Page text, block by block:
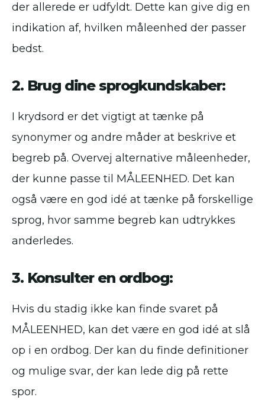
der allerede er udfyldt. Dette kan give dig en
indikation af, hvilken måleenhed der passer
bedst.
2. Brug dine sprogkundskaber:
I krydsord er det vigtigt at tænke på
synonymer og andre måder at beskrive et
begreb på. Overvej alternative måleenheder,
der kunne passe til MÅLEENHED. Det kan
også være en god idé at tænke på forskellige
sprog, hvor samme begreb kan udtrykkes
anderledes.
3. Konsulter en ordbog:
Hvis du stadig ikke kan finde svaret på
MÅLEENHED, kan det være en god idé at slå
op i en ordbog. Der kan du finde definitioner
og mulige svar, der kan lede dig på rette
spor.